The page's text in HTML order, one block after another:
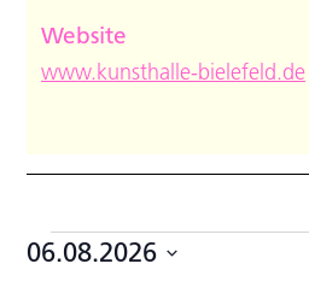
Website
www.kunsthalle-bielefeld.de
Veranstaltungen
06.08.2026